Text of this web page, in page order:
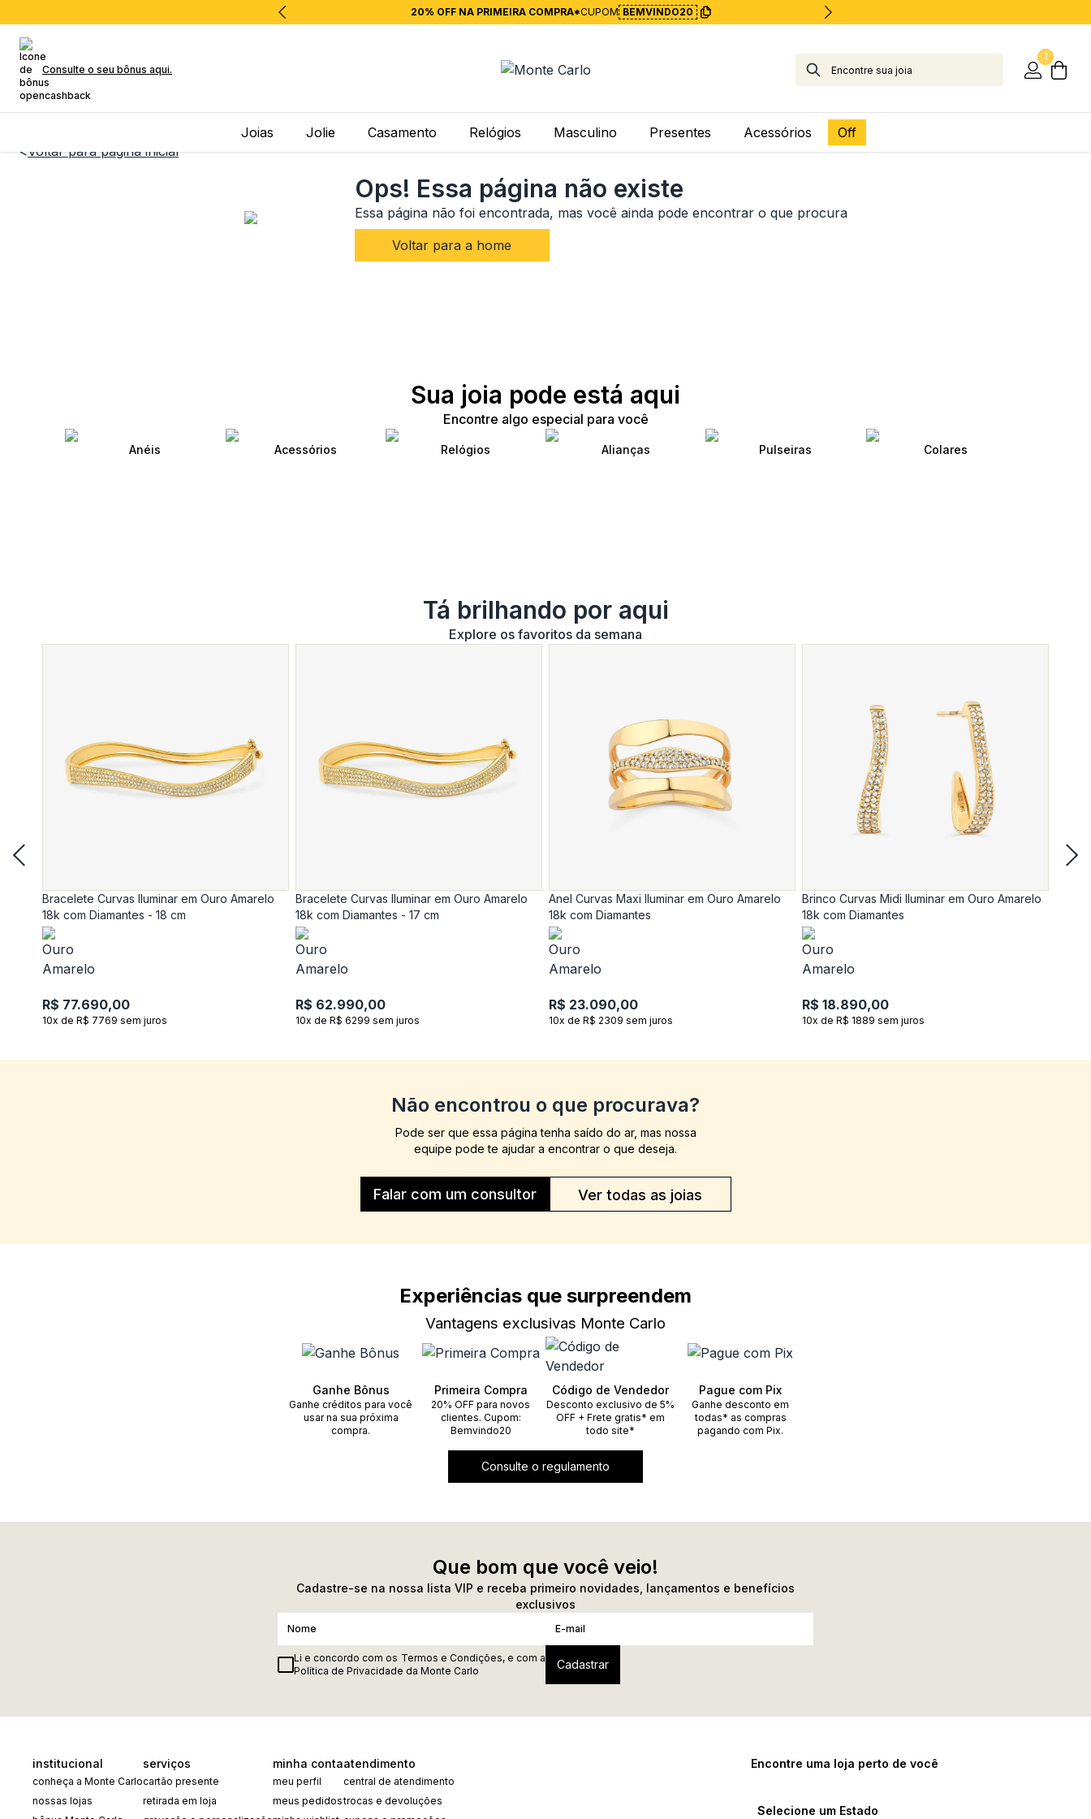
20% OFF NA PRIMEIRA COMPRA*CUPOM BEMVINDO20
Consulte o seu bônus aqui.
1
Joias Jolie Casamento Relógios Masculino Presentes Acessórios
Off
<Voltar para página inicial
Ops! Essa página não existe
Essa página não foi encontrada, mas você ainda pode encontrar o que procura
Voltar para a home
Sua joia pode está aqui
Encontre algo especial para você
Anéis Acessórios Relógios Alianças Pulseiras Colares
Tá brilhando por aqui
Explore os favoritos da semana
Bracelete Curvas Iluminar em Ouro Amarelo
18k com Diamantes - 18 cm
R$ 77.690,00
10x de R$ 7769 sem juros
Bracelete Curvas Iluminar em Ouro Amarelo
18k com Diamantes - 17 cm
R$ 62.990,00
10x de R$ 6299 sem juros
Anel Curvas Maxi Iluminar em Ouro Amarelo
18k com Diamantes
R$ 23.090,00
10x de R$ 2309 sem juros
Brinco Curvas Midi Iluminar em Ouro Amarelo
18k com Diamantes
R$ 18.890,00
10x de R$ 1889 sem juros
Não encontrou o que procurava?
Pode ser que essa página tenha saído do ar, mas nossa
equipe pode te ajudar a encontrar o que deseja.
Falar com um consultor Ver todas as joias
Experiências que surpreendem
Vantagens exclusivas Monte Carlo
Ganhe Bônus
Ganhe créditos para você
usar na sua próxima
compra.
Primeira Compra
20% OFF para novos
clientes. Cupom:
Bemvindo20
Código de Vendedor
Desconto exclusivo de 5%
OFF + Frete gratis* em
todo site*
Pague com Pix
Ganhe desconto em
todas* as compras
pagando com Pix.
Consulte o regulamento
Que bom que você veio!
Cadastre-se na nossa lista VIP e receba primeiro novidades, lançamentos e benefícios
exclusivos
Li e concordo com os Termos e Condições, e com a
Política de Privacidade da Monte Carlo
institucional
conheça a Monte Carlo
nossas lojas
serviços
cartão presente
retirada em loja
minha conta
meu perfil
meus pedidos
atendimento
central de atendimento
trocas e devoluções
Encontre uma loja perto de você